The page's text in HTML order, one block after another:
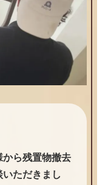
から残置物撤去
ただきまし